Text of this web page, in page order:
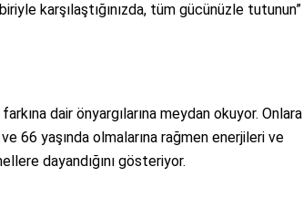
karşılaştığınızda, tüm gücünüzle tutunun”
dair önyargılarına meydan okuyor. Onlara
66 yaşında olmalarına rağmen enerjileri ve
dayandığını gösteriyor.